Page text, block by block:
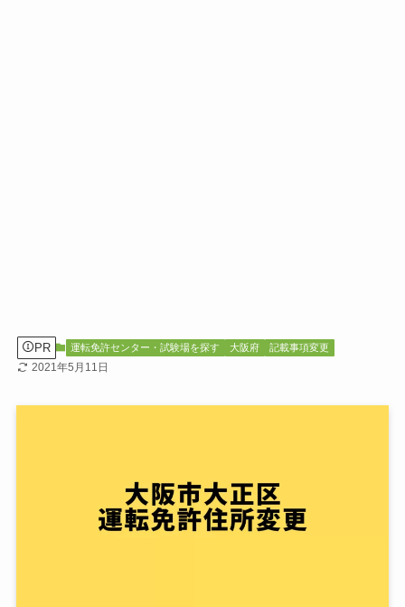
PR 運転免許センター・試験場を探す 大阪府 記載事項変更
2021年5月11日